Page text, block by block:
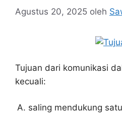
Agustus 20, 2025 oleh
Tujuan dari komunikasi
kecuali:
saling mendukung